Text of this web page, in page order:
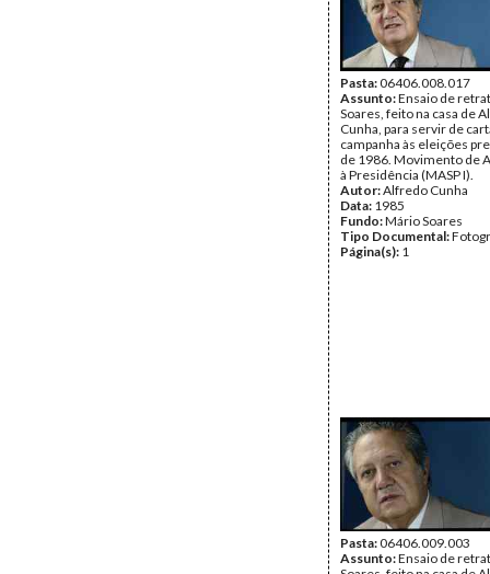
Pasta:06406.008.017
Assunto:Ensaio de
Soares, feito na casa de
Cunha, para servir de
campanha às eleições
de 1986. Movimento de
à Presidência (MASP I).
Autor:Alfredo Cunha
Data: 1985
Fundo:Mário Soares
Tipo Documental:
Página(s): 1
Pasta:06406.009.003
Assunto:Ensaio de